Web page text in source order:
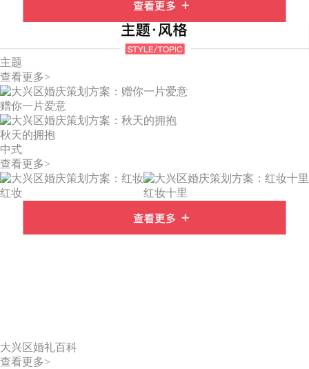
主题
查看更多>
赠你一片爱意
秋天的拥抱
中式
查看更多>
红妆 红妆十里
大兴区婚礼百科
查看更多>